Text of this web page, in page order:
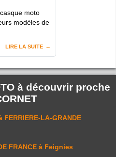
moto
modèles de
LIRE LA SUITE
à découvrir proche
FERRIERE-LA-GRANDE
FRANCE à Feignies